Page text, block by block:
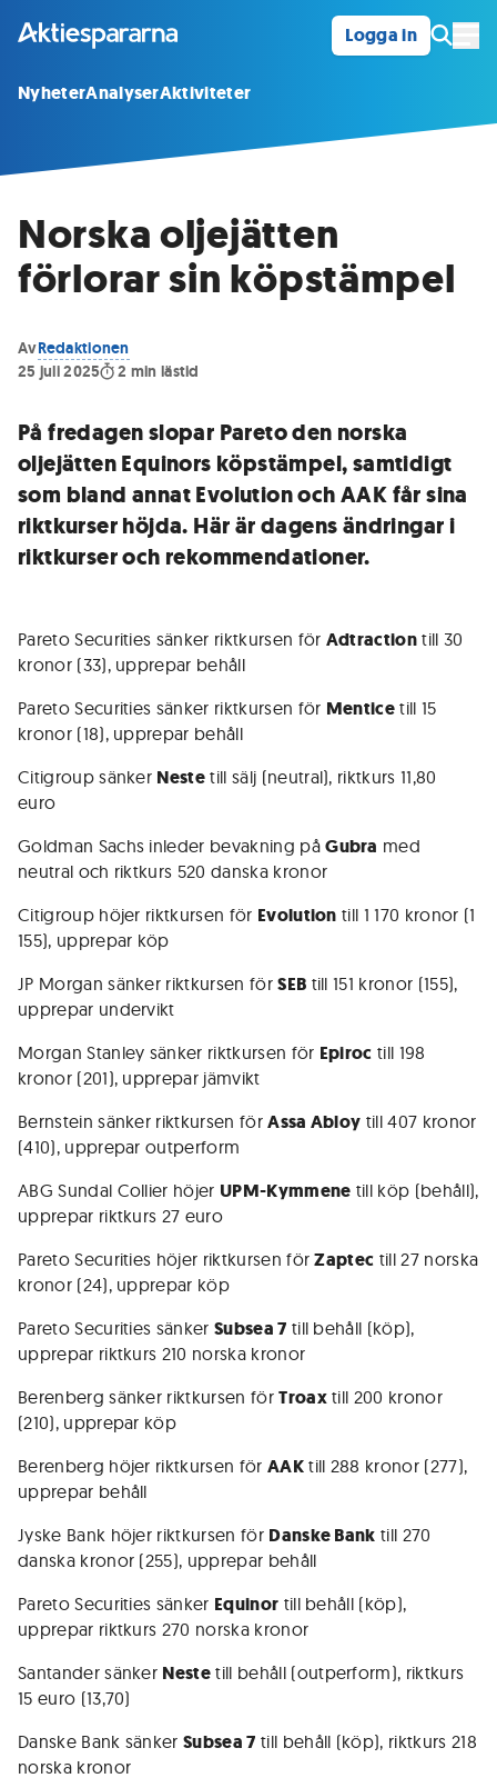
Logga in
NyheterAnalyserAktiviteter
Norska oljejätten
förlorar sin köpstämpel
AvRedaktionen
25 juli 2025
2 min lästid
På fredagen slopar Pareto den norska
oljejätten Equinors köpstämpel, samtidigt
som bland annat Evolution och AAK får sina
riktkurser höjda. Här är dagens ändringar i
riktkurser och rekommendationer.
Pareto Securities sänker riktkursen för Adtraction till 30
kronor (33), upprepar behåll
Pareto Securities sänker riktkursen för Mentice till 15
kronor (18), upprepar behåll
Citigroup sänker Neste till sälj (neutral), riktkurs 11,80
euro
Goldman Sachs inleder bevakning påGubra med
neutral och riktkurs 520 danska kronor
Citigroup höjer riktkursen för Evolution till 1 170 kronor (1
155), upprepar köp
JP Morgan sänker riktkursen förSEB till 151 kronor (155),
upprepar undervikt
Morgan Stanley sänker riktkursen för Epiroc till 198
kronor (201), upprepar jämvikt
Bernstein sänker riktkursen förAssa Abloy till 407 kronor
(410), upprepar outperform
ABG Sundal Collier höjer UPM-Kymmene till köp (behåll),
upprepar riktkurs 27 euro
Pareto Securities höjer riktkursen förZaptec till 27 norska
kronor (24), upprepar köp
Pareto Securities sänker Subsea 7 till behåll (köp),
upprepar riktkurs 210 norska kronor
Berenberg sänker riktkursen förTroaxtill 200 kronor
(210), upprepar köp
Berenberg höjer riktkursen för AAKtill 288 kronor (277),
upprepar behåll
Jyske Bank höjer riktkursen för Danske Bank till 270
danska kronor (255), upprepar behåll
Pareto Securities sänker Equinor till behåll (köp),
upprepar riktkurs 270 norska kronor
Santander sänker Neste till behåll (outperform), riktkurs
15 euro (13,70)
Danske Bank sänkerSubsea 7 till behåll (köp), riktkurs 218
norska kronor